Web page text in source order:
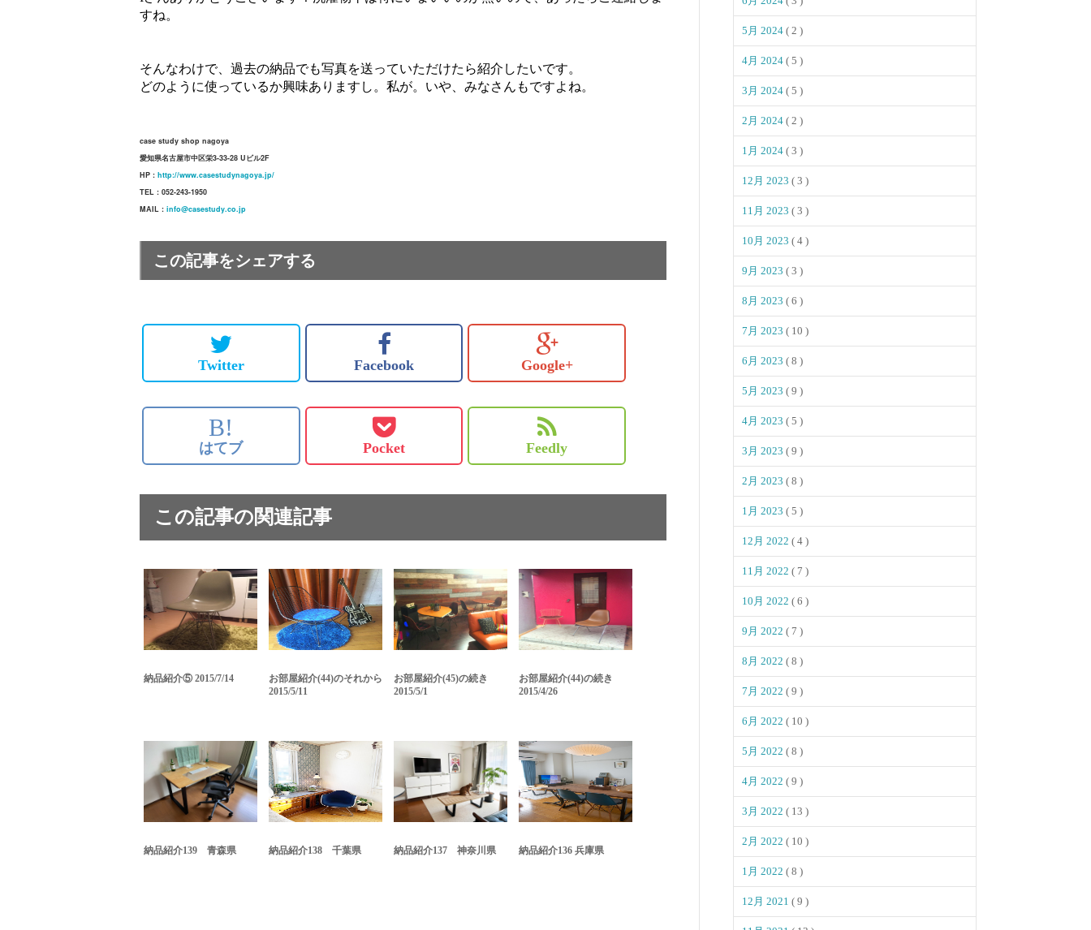
すね。
そんなわけで、過去の納品でも写真を送っていただけたら紹介したいです。
どのように使っているか興味ありますし。私が。いや、みなさんもですよね。
case study shop nagoya
愛知県名古屋市中区栄3-33-28 Uビル2F
HP : http://www.casestudynagoya.jp/
TEL : 052-243-1950
MAIL : info@casestudy.co.jp
この記事をシェアする
Twitter Facebook Google+
B!
はてブ Pocket Feedly
この記事の関連記事
納品紹介⑤ 2015/7/14
お部屋紹介(44)のそれから
2015/5/11
お部屋紹介(45)の続き
2015/5/1
お部屋紹介(44)の続き
2015/4/26
納品紹介139 青森県 納品紹介138 千葉県 納品紹介137 神奈川県 納品紹介136 兵庫県
5月 2024 ( 2 )
4月 2024 ( 5 )
3月 2024 ( 5 )
2月 2024 ( 2 )
1月 2024 ( 3 )
12月 2023 ( 3 )
11月 2023 ( 3 )
10月 2023 ( 4 )
9月 2023 ( 3 )
8月 2023 ( 6 )
7月 2023 ( 10 )
6月 2023 ( 8 )
5月 2023 ( 9 )
4月 2023 ( 5 )
3月 2023 ( 9 )
2月 2023 ( 8 )
1月 2023 ( 5 )
12月 2022 ( 4 )
11月 2022 ( 7 )
10月 2022 ( 6 )
9月 2022 ( 7 )
8月 2022 ( 8 )
7月 2022 ( 9 )
6月 2022 ( 10 )
5月 2022 ( 8 )
4月 2022 ( 9 )
3月 2022 ( 13 )
2月 2022 ( 10 )
1月 2022 ( 8 )
12月 2021 ( 9 )